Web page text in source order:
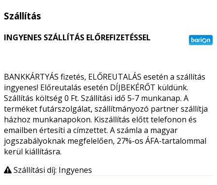
Szállítás
INGYENES SZÁLLÍTÁS ELŐREFIZETÉSSEL
BANKKÁRTYÁS fizetés, ELŐREUTALÁS esetén a szállítás
ingyenes! Előreutalás esetén DÍJBEKÉRŐT küldünk.
Szállítás költség 0 Ft. Szállítási idő 5-7 munkanap. A
terméket futárszolgálat, szállítmányozó partner szállítja
házhoz munkanapokon. Kiszállítás előtt telefonon és
emailben értesíti a címzettet. A számla a magyar
jogszabályoknak megfelelően, 27%-os ÁFA-tartalommal
kerül kiállításra.
Szállítási díj: Ingyenes